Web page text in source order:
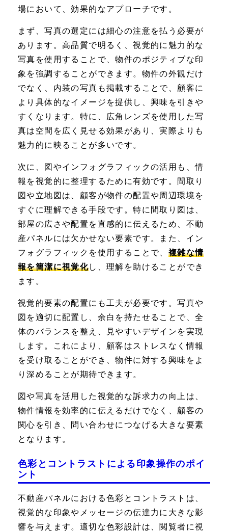
場において、効果的なアプローチです。
まず、写真の選定には細心の注意を払う必要が
あります。高品質で明るく、視覚的に魅力的な
写真を使用することで、物件のポジティブな印
象を強調することができます。物件の外観だけ
でなく、内装の写真も掲載することで、顧客に
より具体的なイメージを提供し、興味を引きや
すくなります。特に、広角レンズを使用した写
真は空間を広く見せる効果があり、実際よりも
魅力的に映ることが多いです。
次に、図やインフォグラフィックの活用も、情
報を視覚的に整理するために有効です。間取り
図や立地図は、顧客が物件の配置や周辺環境を
すぐに理解できる手段です。特に間取り図は、
部屋の広さや配置を直感的に伝えるため、不動
産パネルには欠かせない要素です。また、イン
フォグラフィックを使用することで、 複雑な情
報を簡潔に視覚化し、理解を助けることができ
ます。
視覚的要素の配置にも工夫が必要です。写真や
図を適切に配置し、余白を持たせることで、全
体のバランスを整え、見やすいデザインを実現
します。これにより、顧客はストレスなく情報
を受け取ることができ、物件に対する興味をよ
り深めることが期待できます。
図や写真を活用した視覚的な訴求力の向上は、
物件情報を効率的に伝えるだけでなく、顧客の
関心を引き、問い合わせにつなげる大きな要素
となります。
色彩とコントラストによる印象操作のポイ
ント
不動産パネルにおける色彩とコントラストは、
視覚的な印象やメッセージの伝達力に大きな影
響を与えます。適切な色彩設計は、閲覧者に視